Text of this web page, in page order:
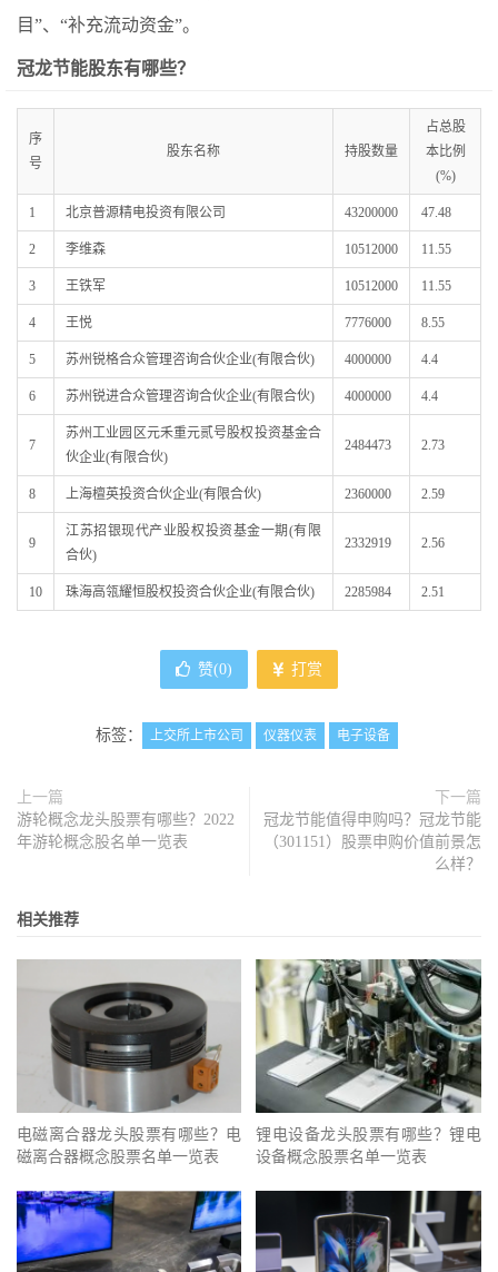
目”、“补充流动资金”。
冠龙节能股东有哪些？
序
号
股东名称 持股数量
占总股
本比例
(%)
1 北京普源精电投资有限公司 43200000 47.48
2 李维森 10512000 11.55
3 王铁军 10512000 11.55
4 王悦 7776000 8.55
5 苏州锐格合众管理咨询合伙企业(有限合伙) 4000000 4.4
6 苏州锐进合众管理咨询合伙企业(有限合伙) 4000000 4.4
7
苏州工业园区元禾重元贰号股权投资基金合
伙企业(有限合伙)
2484473 2.73
8 上海檀英投资合伙企业(有限合伙) 2360000 2.59
9
江苏招银现代产业股权投资基金一期(有限
合伙)
2332919 2.56
10 珠海高瓴耀恒股权投资合伙企业(有限合伙) 2285984 2.51
赞(0) 打赏
标签： 上交所上市公司 仪器仪表 电子设备
上一篇
游轮概念龙头股票有哪些？2022
年游轮概念股名单一览表
下一篇
冠龙节能值得申购吗？冠龙节能
（301151）股票申购价值前景怎
么样？
相关推荐
电磁离合器龙头股票有哪些？电
磁离合器概念股票名单一览表
锂电设备龙头股票有哪些？锂电
设备概念股票名单一览表